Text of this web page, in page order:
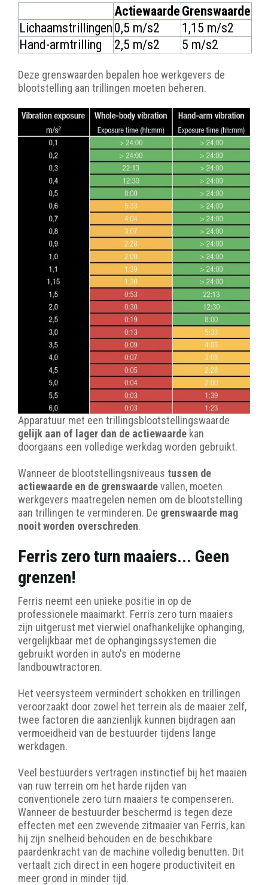
Actiewaarde Grenswaarde
Lichaamstrillingen 0,5 m/s2
1,15 m/s2
Hand-armtrilling
2,5 m/s2 5 m/s2
Deze grenswaarden bepalen hoe werkgevers de
blootstelling aan trillingen moeten beheren.
Apparatuur met een trillingsblootstellingswaarde
gelijk aan of lager dan de actiewaarde kan
doorgaans een volledige werkdag worden gebruikt.
Wanneer de blootstellingsniveaus tussen de
actiewaarde en de grenswaardevallen, moeten
werkgevers maatregelen nemen om de blootstelling
aan trillingen te verminderen. De grenswaarde mag
nooit worden overschreden.
Ferris zero turn maaiers... Geen
grenzen!
Ferris neemt een unieke positie in op de
professionele maaimarkt. Ferris zero turn maaiers
zijn uitgerust met vierwiel onafhankelijke ophanging,
vergelijkbaar met de ophangingssystemen die
gebruikt worden in auto's en moderne
landbouwtractoren.
Het veersysteem vermindert schokken en trillingen
veroorzaakt door zowel het terrein als de maaier zelf,
twee factoren die aanzienlijk kunnen bijdragen aan
vermoeidheid van de bestuurder tijdens lange
werkdagen.
Veel bestuurders vertragen instinctief bij het maaien
van ruw terrein om het harde rijden van
conventionele zero turn maaiers te compenseren.
Wanneer de bestuurder beschermd is tegen deze
effecten met een zwevende zitmaaier van Ferris, kan
hij zijn snelheid behouden en de beschikbare
paardenkracht van de machine volledig benutten. Dit
vertaalt zich direct in een hogere productiviteit en
meer grond in minder tijd.